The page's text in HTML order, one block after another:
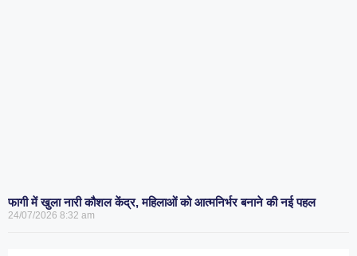
फागी में खुला नारी कौशल केंद्र, महिलाओं को आत्मनिर्भर बनाने की नई पहल
24/07/2026 8:32 am